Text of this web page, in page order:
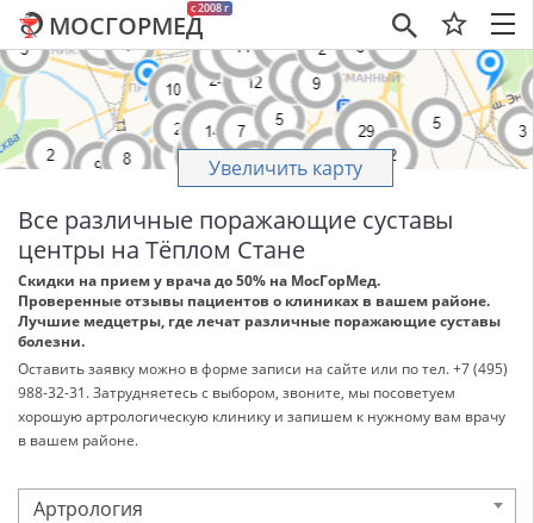
×
c 2008 г
МОСГОРМЕД
Увеличить карту
Все различные поражающие суставы
центры на Тёплом Стане
Скидки на прием у врача до 50% на МосГорМед.
Проверенные отзывы пациентов о клиниках в вашем районе.
Лучшие медцетры, где лечат различные поражающие суставы
болезни.
Оставить заявку можно в форме записи на сайте или по тел. +7 (495)
988-32-31. Затрудняетесь с выбором, звоните, мы посоветуем
хорошую артрологическую клинику и запишем к нужному вам врачу
в вашем районе.
Артрология